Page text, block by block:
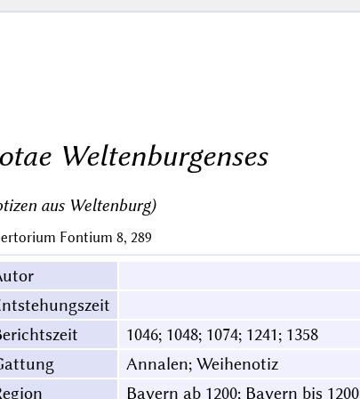
Weltenburgenses
aus Weltenburg)
Fontium 8, 289
1046; 1048; 1074; 1241; 1358
Annalen; Weihenotiz
Bayern ab 1200; Bayern bis 1200